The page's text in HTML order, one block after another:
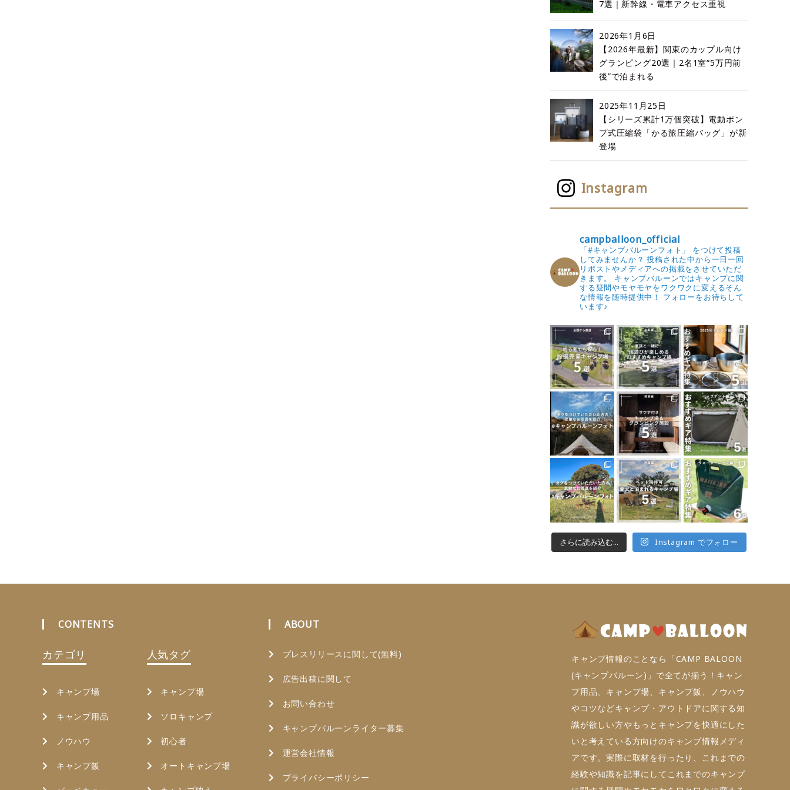
7選｜新幹線・電車アクセス重視
2026年1月6日
【2026年最新】関東のカップル向け
グランピング20選｜2名1室“5万円前
後”で泊まれる
2025年11月25日
【シリーズ累計1万個突破】電動ポン
プ式圧縮袋「かる旅圧縮バッグ」が新
登場
Instagram
campballoon_official
「#キャンプバルーンフォト」 をつけて投稿
してみませんか？ 投稿された中から一日一回
リポストやメディアへの掲載をさせていただ
きます。
キャンプバルーンではキャンプに関
する疑問やモヤモヤをワクワクに変えるそん
な情報を随時提供中！
フォローをお待ちして
います♪
さらに読み込む... Instagram でフォロー
CONTENTS
カテゴリ
キャンプ場
キャンプ用品
ノウハウ
キャンプ飯
人気タグ
キャンプ場
ソロキャンプ
初心者
オートキャンプ場
ABOUT
プレスリリースに関して(無料)
広告出稿に関して
お問い合わせ
キャンプバルーンライター募集
運営会社情報
プライバシーポリシー
キャンプ情報のことなら「CAMP BALOON
(キャンプバルーン)」で全てが揃う！キャン
プ用品、キャンプ場、キャンプ飯、ノウハウ
やコツなどキャンプ・アウトドアに関する知
識が欲しい方やもっとキャンプを快適にした
いと考えている方向けのキャンプ情報メディ
アです。実際に取材を行ったり、これまでの
経験や知識を記事にしてこれまでのキャンプ